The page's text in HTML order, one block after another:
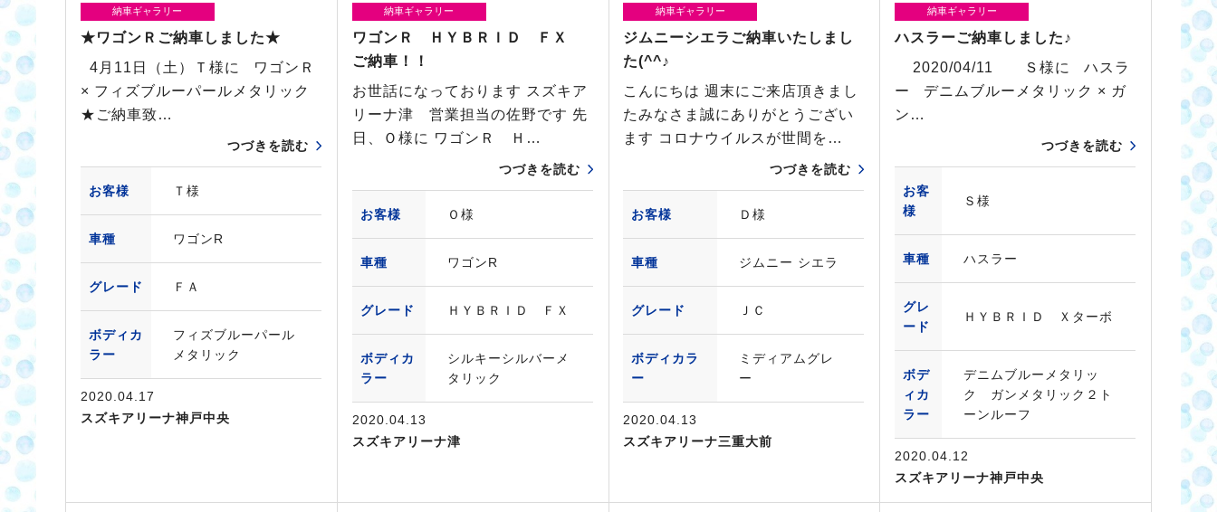
納車ギャラリー
★ワゴンＲご納車しました★
4月11日（土）Ｔ様に ワゴンＲ
× フィズブルーパールメタリック
★ご納車致…
つづきを読む
お客様 Ｔ様
車種 ワゴンR
グレード ＦＡ
ボディカ
ラー
フィズブルーパール
メタリック
2020.04.17
スズキアリーナ神戸中央
納車ギャラリー
ワゴンＲ ＨＹＢＲＩＤ ＦＸ
ご納車！！
お世話になっております スズキア
リーナ津 営業担当の佐野です 先
日、Ｏ様に ワゴンＲ Ｈ…
つづきを読む
お客様 Ｏ様
車種 ワゴンR
グレード ＨＹＢＲＩＤ ＦＸ
ボディカ
ラー
シルキーシルバーメ
タリック
2020.04.13
スズキアリーナ津
納車ギャラリー
ジムニーシエラご納車いたしまし
た(^^♪
こんにちは 週末にご来店頂きまし
たみなさま誠にありがとうござい
ます コロナウイルスが世間を…
つづきを読む
お客様 Ｄ様
車種 ジムニー シエラ
グレード ＪＣ
ボディカラ
ー
ミディアムグレ
ー
2020.04.13
スズキアリーナ三重大前
納車ギャラリー
ハスラーご納車しました♪
2020/04/11 Ｓ様に ハスラ
ー デニムブルーメタリック × ガ
ン…
つづきを読む
お客
様
Ｓ様
車種 ハスラー
グレ
ード
ＨＹＢＲＩＤ Ｘターボ
ボデ
ィカ
ラー
デニムブルーメタリッ
ク ガンメタリック２ト
ーンルーフ
2020.04.12
スズキアリーナ神戸中央